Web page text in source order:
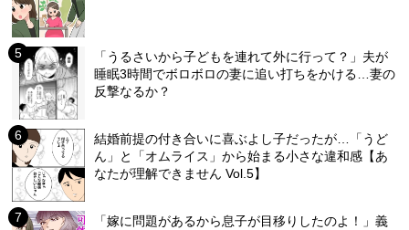
「うるさいから子どもを連れて外に行って？」夫が
睡眠3時間でボロボロの妻に追い打ちをかける…妻の
反撃なるか？
結婚前提の付き合いに喜ぶよし子だったが…「うど
ん」と「オムライス」から始まる小さな違和感【あ
なたが理解できません Vol.5】
「嫁に問題があるから息子が目移りしたのよ！」義